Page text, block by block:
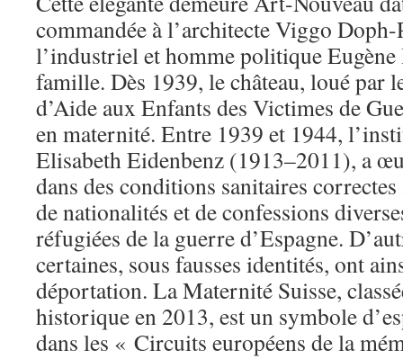
commandée à l’architecte Viggo Doph-
l’industriel et homme politique
famille. Dès 1939, le château, loué par
d’Aide aux Enfants des Victimes de
en maternité. Entre 1939 et 1944,
Elisabeth Eidenbenz (1913–2011), a
dans des conditions sanitaires
de nationalités et de confessions
réfugiées de la guerre d’Espagne.
certaines, sous fausses identités, ont
déportation. La Maternité Suisse,
historique en 2013, est un symbole
dans les « Circuits européens de la